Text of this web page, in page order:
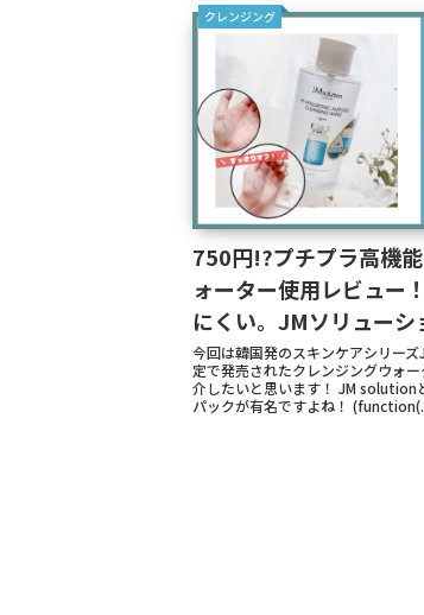
クレンジング
750円!?プチプラ高機
ォーター使用レビュー
にくい。JMソリューシ
今回は韓国発のスキンケアシリー
定で発売されたクレンジングウォ
介したいと思います！ JM solution
パックが有名ですよね！